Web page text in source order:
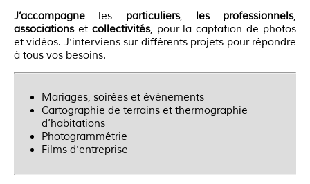
J’accompagne les particuliers, les professionnels,
associationset collectivités, pour la captation de photos
et vidéos. J'interviens sur différents projets pour répondre
à tous vos besoins.
Mariages, soirées et événements
Cartographie de terrains et thermographie
d’habitations
Photogrammétrie
Films d'entreprise